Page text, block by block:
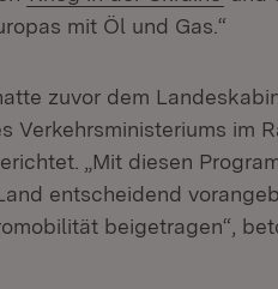
mit Öl und Gas.“
zuvor dem
Verkehrsministeriums im
in neuem Fenster)
„Mit diesen
entscheidend
beigetragen“,